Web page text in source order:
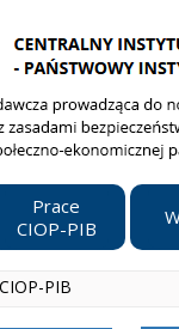
Prace
CIOP-PIB
PIB